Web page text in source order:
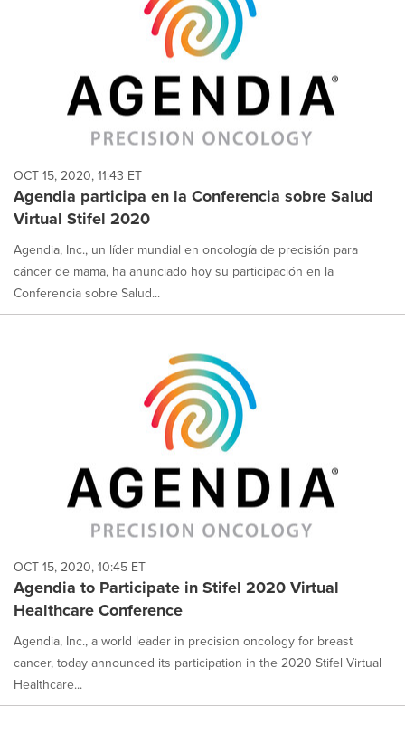
OCT 15, 2020, 11:43 ET
Agendia participa en la Conferencia sobre Salud
Virtual Stifel 2020
Agendia, Inc., un líder mundial en oncología de precisión para
cáncer de mama, ha anunciado hoy su participación en la
Conferencia sobre Salud...
OCT 15, 2020, 10:45 ET
Agendia to Participate in Stifel 2020 Virtual
Healthcare Conference
Agendia, Inc., a world leader in precision oncology for breast
cancer, today announced its participation in the 2020 Stifel Virtual
Healthcare...